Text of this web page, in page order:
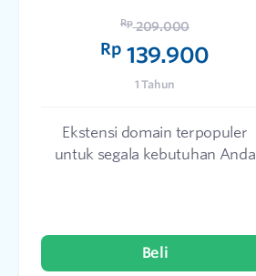
Rp209.000
Rp 139.900
1 Tahun
Ekstensi domain terpopuler
untuk segala kebutuhan Anda
Beli